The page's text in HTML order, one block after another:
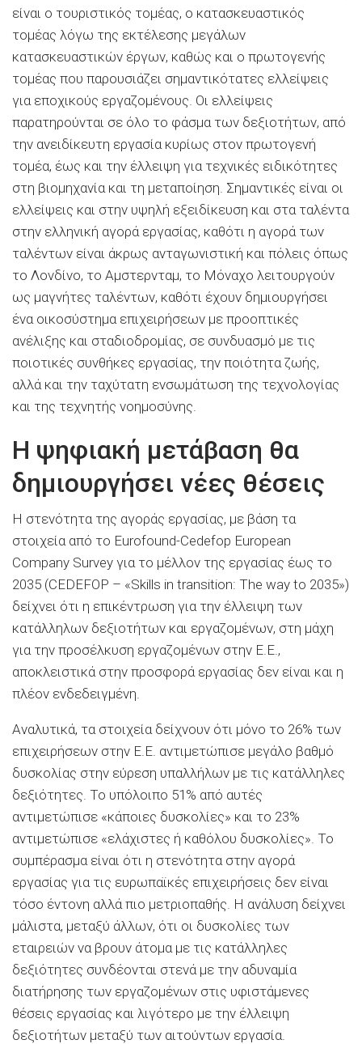
είναι ο τουριστικός τομέας, ο κατασκευαστικός
τομέας λόγω της εκτέλεσης μεγάλων
κατασκευαστικών έργων, καθώς και ο πρωτογενής
τομέας που παρουσιάζει σημαντικότατες ελλείψεις
για εποχικούς εργαζομένους. Οι ελλείψεις
παρατηρούνται σε όλο το φάσμα των δεξιοτήτων, από
την ανειδίκευτη εργασία κυρίως στον πρωτογενή
τομέα, έως και την έλλειψη για τεχνικές ειδικότητες
στη βιομηχανία και τη μεταποίηση. Σημαντικές είναι οι
ελλείψεις και στην υψηλή εξειδίκευση και στα ταλέντα
στην ελληνική αγορά εργασίας, καθότι η αγορά των
ταλέντων είναι άκρως ανταγωνιστική και πόλεις όπως
το Λονδίνο, το Αμστερνταμ, το Μόναχο λειτουργούν
ως μαγνήτες ταλέντων, καθότι έχουν δημιουργήσει
ένα οικοσύστημα επιχειρήσεων με προοπτικές
ανέλιξης και σταδιοδρομίας, σε συνδυασμό με τις
ποιοτικές συνθήκες εργασίας, την ποιότητα ζωής,
αλλά και την ταχύτατη ενσωμάτωση της τεχνολογίας
και της τεχνητής νοημοσύνης.
Η ψηφιακή μετάβαση θα
δημιουργήσει νέες θέσεις
Η στενότητα της αγοράς εργασίας, με βάση τα
στοιχεία από το Eurofound-Cedefop European
Company Survey για το μέλλον της εργασίας έως το
2035 (CEDEFOP – «Skills in transition: The way to 2035»)
δείχνει ότι η επικέντρωση για την έλλειψη των
κατάλληλων δεξιοτήτων και εργαζομένων, στη μάχη
για την προσέλκυση εργαζομένων στην Ε.Ε.,
αποκλειστικά στην προσφορά εργασίας δεν είναι και η
πλέον ενδεδειγμένη.
Αναλυτικά, τα στοιχεία δείχνουν ότι μόνο το 26% των
επιχειρήσεων στην Ε.Ε. αντιμετώπισε μεγάλο βαθμό
δυσκολίας στην εύρεση υπαλλήλων με τις κατάλληλες
δεξιότητες. Το υπόλοιπο 51% από αυτές
αντιμετώπισε «κάποιες δυσκολίες» και το 23%
αντιμετώπισε «ελάχιστες ή καθόλου δυσκολίες». Το
συμπέρασμα είναι ότι η στενότητα στην αγορά
εργασίας για τις ευρωπαϊκές επιχειρήσεις δεν είναι
τόσο έντονη αλλά πιο μετριοπαθής. Η ανάλυση δείχνει
μάλιστα, μεταξύ άλλων, ότι οι δυσκολίες των
εταιρειών να βρουν άτομα με τις κατάλληλες
δεξιότητες συνδέονται στενά με την αδυναμία
διατήρησης των εργαζομένων στις υφιστάμενες
θέσεις εργασίας και λιγότερο με την έλλειψη
δεξιοτήτων μεταξύ των αιτούντων εργασία.